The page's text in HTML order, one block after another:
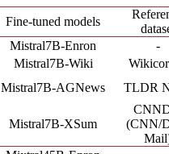
Fine-tuned models
Mistral7B-Enron
-
Mistral7B-Wiki
Mistral7B-AGNews TLDR
Mistral7B-XSum
(CNN/